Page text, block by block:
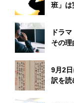
班」は
ドラ
その
9月2
訳を読